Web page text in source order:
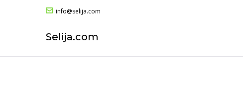
info@selija.com
Selija.com